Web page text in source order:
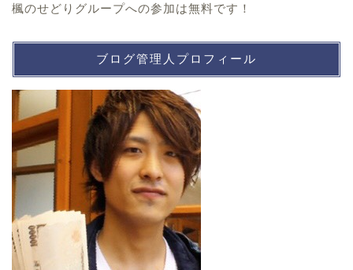
楓のせどりグループへの参加は無料です！
ブログ管理人プロフィール